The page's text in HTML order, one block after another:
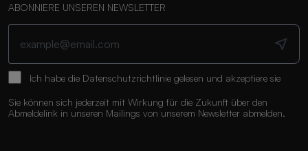
ABONNIERE UNSEREN NEWSLETTER
Ich habe die Datenschutzrichtlinie gelesen und akzeptiere sie
Sie können sich jederzeit mit Wirkung für die Zukunft über den
Abmeldelink in unseren Mailings von unserem Newsletter abmelden.